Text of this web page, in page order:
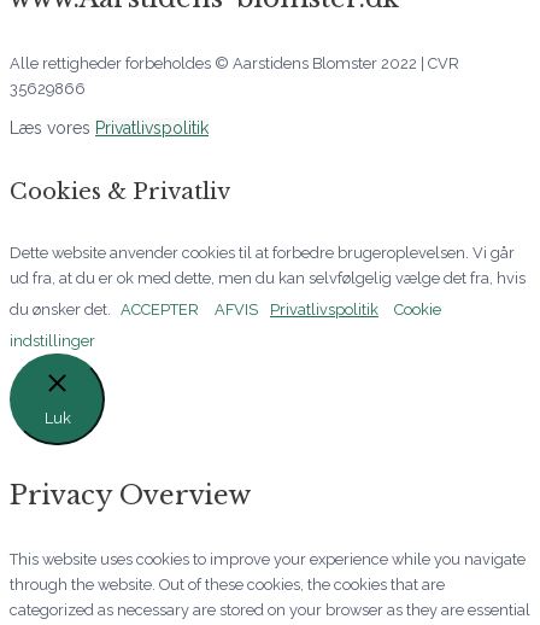
Alle rettigheder forbeholdes © Aarstidens Blomster 2022 | CVR
35629866
Læs vores Privatlivspolitik
Cookies & Privatliv
Dette website anvender cookies til at forbedre brugeroplevelsen. Vi går
ud fra, at du er ok med dette, men du kan selvfølgelig vælge det fra, hvis
du ønsker det. ACCEPTER AFVIS Privatlivspolitik
Cookie
indstillinger
Luk
Privacy Overview
This website uses cookies to improve your experience while you navigate
through the website. Out of these cookies, the cookies that are
categorized as necessary are stored on your browser as they are essential